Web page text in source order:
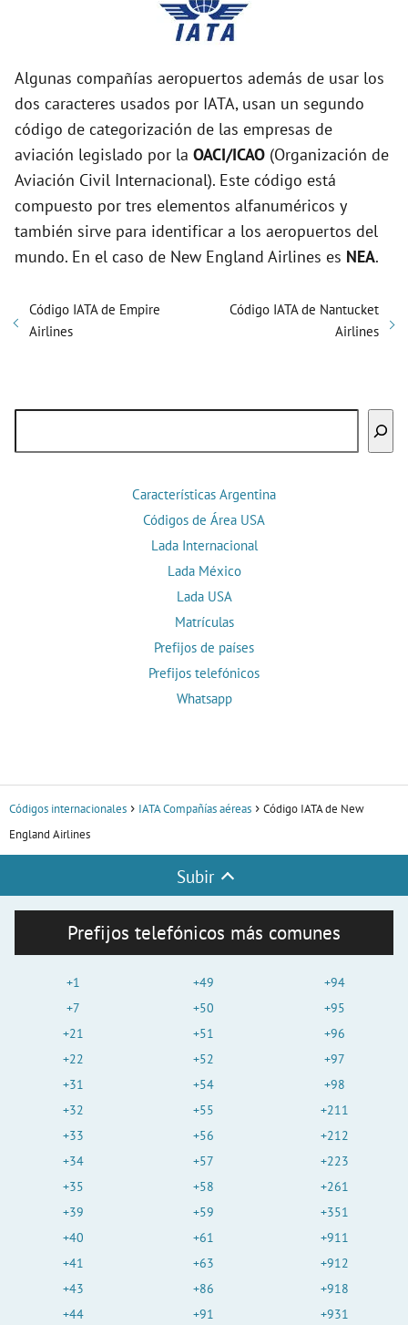
Algunas compañías aeropuertos además de usar los
dos caracteres usados por IATA, usan un segundo
código de categorización de las empresas de
aviación legislado por la OACI/ICAO (Organización de
Aviación Civil Internacional). Este código está
compuesto por tres elementos alfanuméricos y
también sirve para identificar a los aeropuertos del
mundo. En el caso de New England Airlines es NEA.
Código IATA de Empire
Airlines
Código IATA de Nantucket
Airlines
Características Argentina
Códigos de Área USA
Lada Internacional
Lada México
Lada USA
Matrículas
Prefijos de países
Prefijos telefónicos
Whatsapp
Códigos internacionales IATA Compañías aéreas
Código IATA de New
England Airlines
Subir
Prefijos telefónicos más comunes
+1
+7
+21
+22
+31
+32
+33
+34
+35
+39
+40
+41
+43
+44
+49
+50
+51
+52
+54
+55
+56
+57
+58
+59
+61
+63
+86
+91
+94
+95
+96
+97
+98
+211
+212
+223
+261
+351
+911
+912
+918
+931